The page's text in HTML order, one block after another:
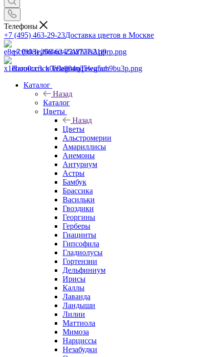
Телефоны
+7 (495) 463-29-23Доставка цветов в Москве
+7 (903) 268-62-22WhatsApp
Написать в TelegramTelegram
Каталог
Назад
Каталог
Цветы
Назад
Цветы
Альстромерии
Амариллисы
Анемоны
Антуриум
Астры
Бамбук
Брассика
Васильки
Гвоздики
Георгины
Герберы
Гиацинты
Гипсофила
Гладиолусы
Гортензии
Дельфиниум
Ирисы
Каллы
Лаванда
Ландыши
Лилии
Маттиола
Мимоза
Нарциссы
Незабудки